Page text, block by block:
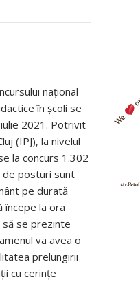
național
în școli se
2021. Potrivit
(IPJ), la nivelul
la concurs 1.302
posturi sunt
pe durată
începe la ora
să se prezinte
va avea o
prelungirii
cu cerințe